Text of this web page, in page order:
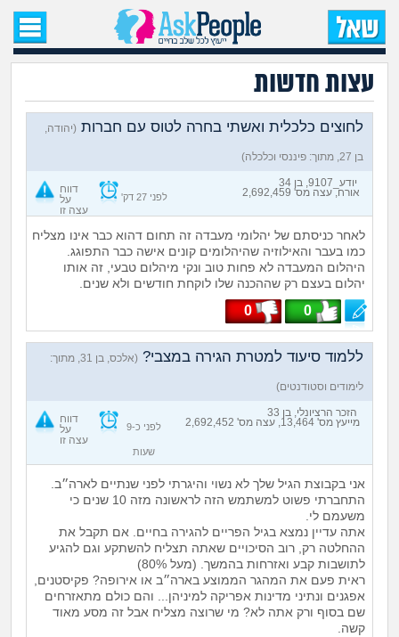
עמוד הבית
שאלות חדשות
עצות חדשות
מה קורה כאן?
מדורים
היריון ולידה
הורות ומשפחה
מתבגרים
מהבקו"ם... ועד מתי?!
הרשמה התחברות
עצות חדשות
לחוצים כלכלית ואשתי בחרה לטוס עם חברות (יהודה,
בן 27, מתוך: פיננסי וכלכלה)
יודע_9107, בן 34
אורח, עצה מס' 2,692,459
דווח
על
עצה זו
לפני 27 דק'
לאחר כניסתם של יהלומי מעבדה זה תחום דהוא כבר אינו מצליח
כמו בעבר והאילוזיה שהיהלומים קונים אישה כבר התפוגג.
היהלום המעבדה לא פחות טוב ונקי מיהלום טבעי, זה אותו
יהלום בעצם רק שההכנה שלו לוקחת חודשים ולא שנים.
0
0
ללמוד סיעוד למטרת הגירה במצבי? (אלכס, בן 31, מתוך:
לימודים וסטודנטים)
הזכר הרציונלי, בן 33
מייעץ מס' 13,464, עצה מס' 2,692,452
דווח
על
עצה זו
לפני כ-9
שעות
אני בקבוצת הגיל שלך לא נשוי והיגרתי לפני שנתיים לארה״ב.
התחברתי פשוט למשתמש הזה לראשונה מזה 10 שנים כי
משעמם לי.
אתה עדיין נמצא בגיל הפריים להגירה בחיים. אם תקבל את
ההחלטה רק, רוב הסיכויים שאתה תצליח להשתקע וגם להגיע
לתושבות קבע ואזרחות בהמשך. (מעל 80%)
ראית פעם את המהגר הממוצע בארה״ב או אירופה? פקיסטנים,
אפגנים ונתיני מדינות אפריקה למיניהן... והם כולם מתאזרחים
שם בסוף ורק אתה לא? מי שרוצה מצליח אבל זה מסע מאוד
קשה.